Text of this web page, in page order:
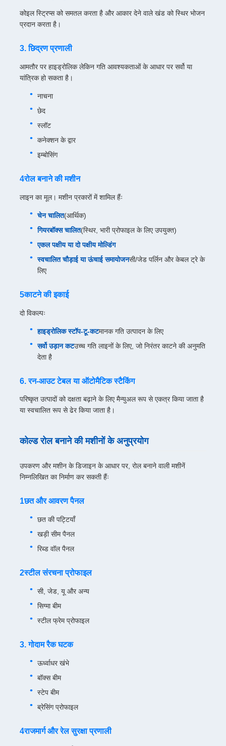
कोइल स्ट्रिप्स को समतल करता है और आकार देने वाले खंड को स्थिर भोजन
प्रदान करता है।
3. छिद्रण प्रणाली
आमतौर पर हाइड्रोलिक लेकिन गति आवश्यकताओं के आधार पर सर्वो या
यांत्रिक हो सकता है।
नाचना
छेद
स्लॉट
कनेक्शन के द्वार
इम्बोसिंग
4रोल बनाने की मशीन
लाइन का मूल। मशीन प्रकारों में शामिल हैंः
चेन चालित(आर्थिक)
गियरबॉक्स चालित(स्थिर, भारी प्रोफाइल के लिए उपयुक्त)
एकल पक्षीय या दो पक्षीय मोल्डिंग
स्वचालित चौड़ाई या ऊंचाई समायोजनसी/जेड पर्लिन और केबल ट्रे के
लिए
5काटने की इकाई
दो विकल्पः
हाइड्रोलिक स्टॉप-टू-कटमानक गति उत्पादन के लिए
सर्वो उड़ान कटउच्च गति लाइनों के लिए, जो निरंतर काटने की अनुमति
देता है
6. रन-आउट टेबल या ऑटोमैटिक स्टैकिंग
परिष्कृत उत्पादों को दक्षता बढ़ाने के लिए मैन्युअल रूप से एकत्र किया जाता है
या स्वचालित रूप से ढेर किया जाता है।
कोल्ड रोल बनाने की मशीनों के अनुप्रयोग
उपकरण और मशीन के डिजाइन के आधार पर, रोल बनाने वाली मशीनें
निम्नलिखित का निर्माण कर सकती हैंः
1छत और आवरण पैनल
छत की पट्टियाँ
खड़ी सीम पैनल
रिब्ड वॉल पैनल
2स्टील संरचना प्रोफाइल
सी, जेड, यू और अन्य
सिग्मा बीम
स्टील फ्रेम प्रोफाइल
3. गोदाम रैक घटक
ऊर्ध्वाधर खंभे
बॉक्स बीम
स्टेप बीम
ब्रेसिंग प्रोफाइल
4राजमार्ग और रेल सुरक्षा प्रणाली